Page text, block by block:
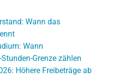
Wann das
Wann
Grenze zählen
Höhere Freibeträge ab